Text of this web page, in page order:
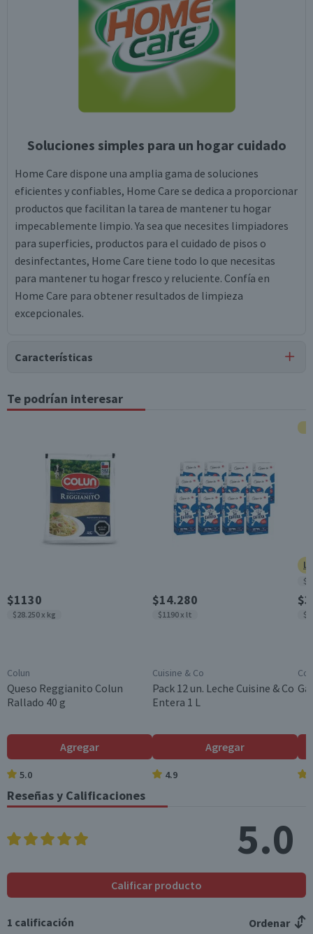
Soluciones simples para un hogar cuidado
Home Care dispone una amplia gama de soluciones
eficientes y confiables, Home Care se dedica a proporcionar
productos que facilitan la tarea de mantener tu hogar
impecablemente limpio. Ya sea que necesites limpiadores
para superficies, productos para el cuidado de pisos o
desinfectantes, Home Care tiene todo lo que necesitas
para mantener tu hogar fresco y reluciente. Confía en
Home Care para obtener resultados de limpieza
excepcionales.
Características
Tipo de Producto
Toallas de Papel
Contenido
3 unidades
Garantía Mínima Legal
6 meses, a partir de la entrega del producto
Te podrían interesar
$1130
$28.250 x kg
Colun
Queso Reggianito Colun
Rallado 40 g
Agregar
5.0
$14.280
$1190 x lt
Cuisine & Co
Pack 12 un. Leche Cuisine & Co
Entera 1 L
Agregar
4.9
Reseñas y Calificaciones
5.0
Calificar producto
1 calificación Ordenar